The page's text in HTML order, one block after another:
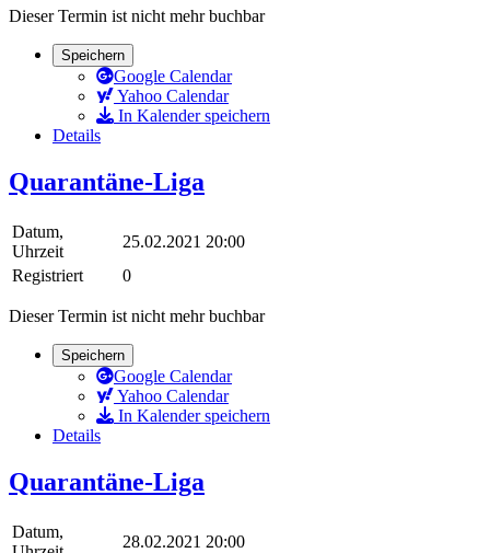
Dieser Termin ist nicht mehr buchbar
Speichern
Google Calendar
Yahoo Calendar
In Kalender speichern
Details
Quarantäne-Liga
Datum,
Uhrzeit
25.02.2021 20:00
Registriert
0
Dieser Termin ist nicht mehr buchbar
Speichern
Google Calendar
Yahoo Calendar
In Kalender speichern
Details
Quarantäne-Liga
Datum,
28.02.2021 20:00